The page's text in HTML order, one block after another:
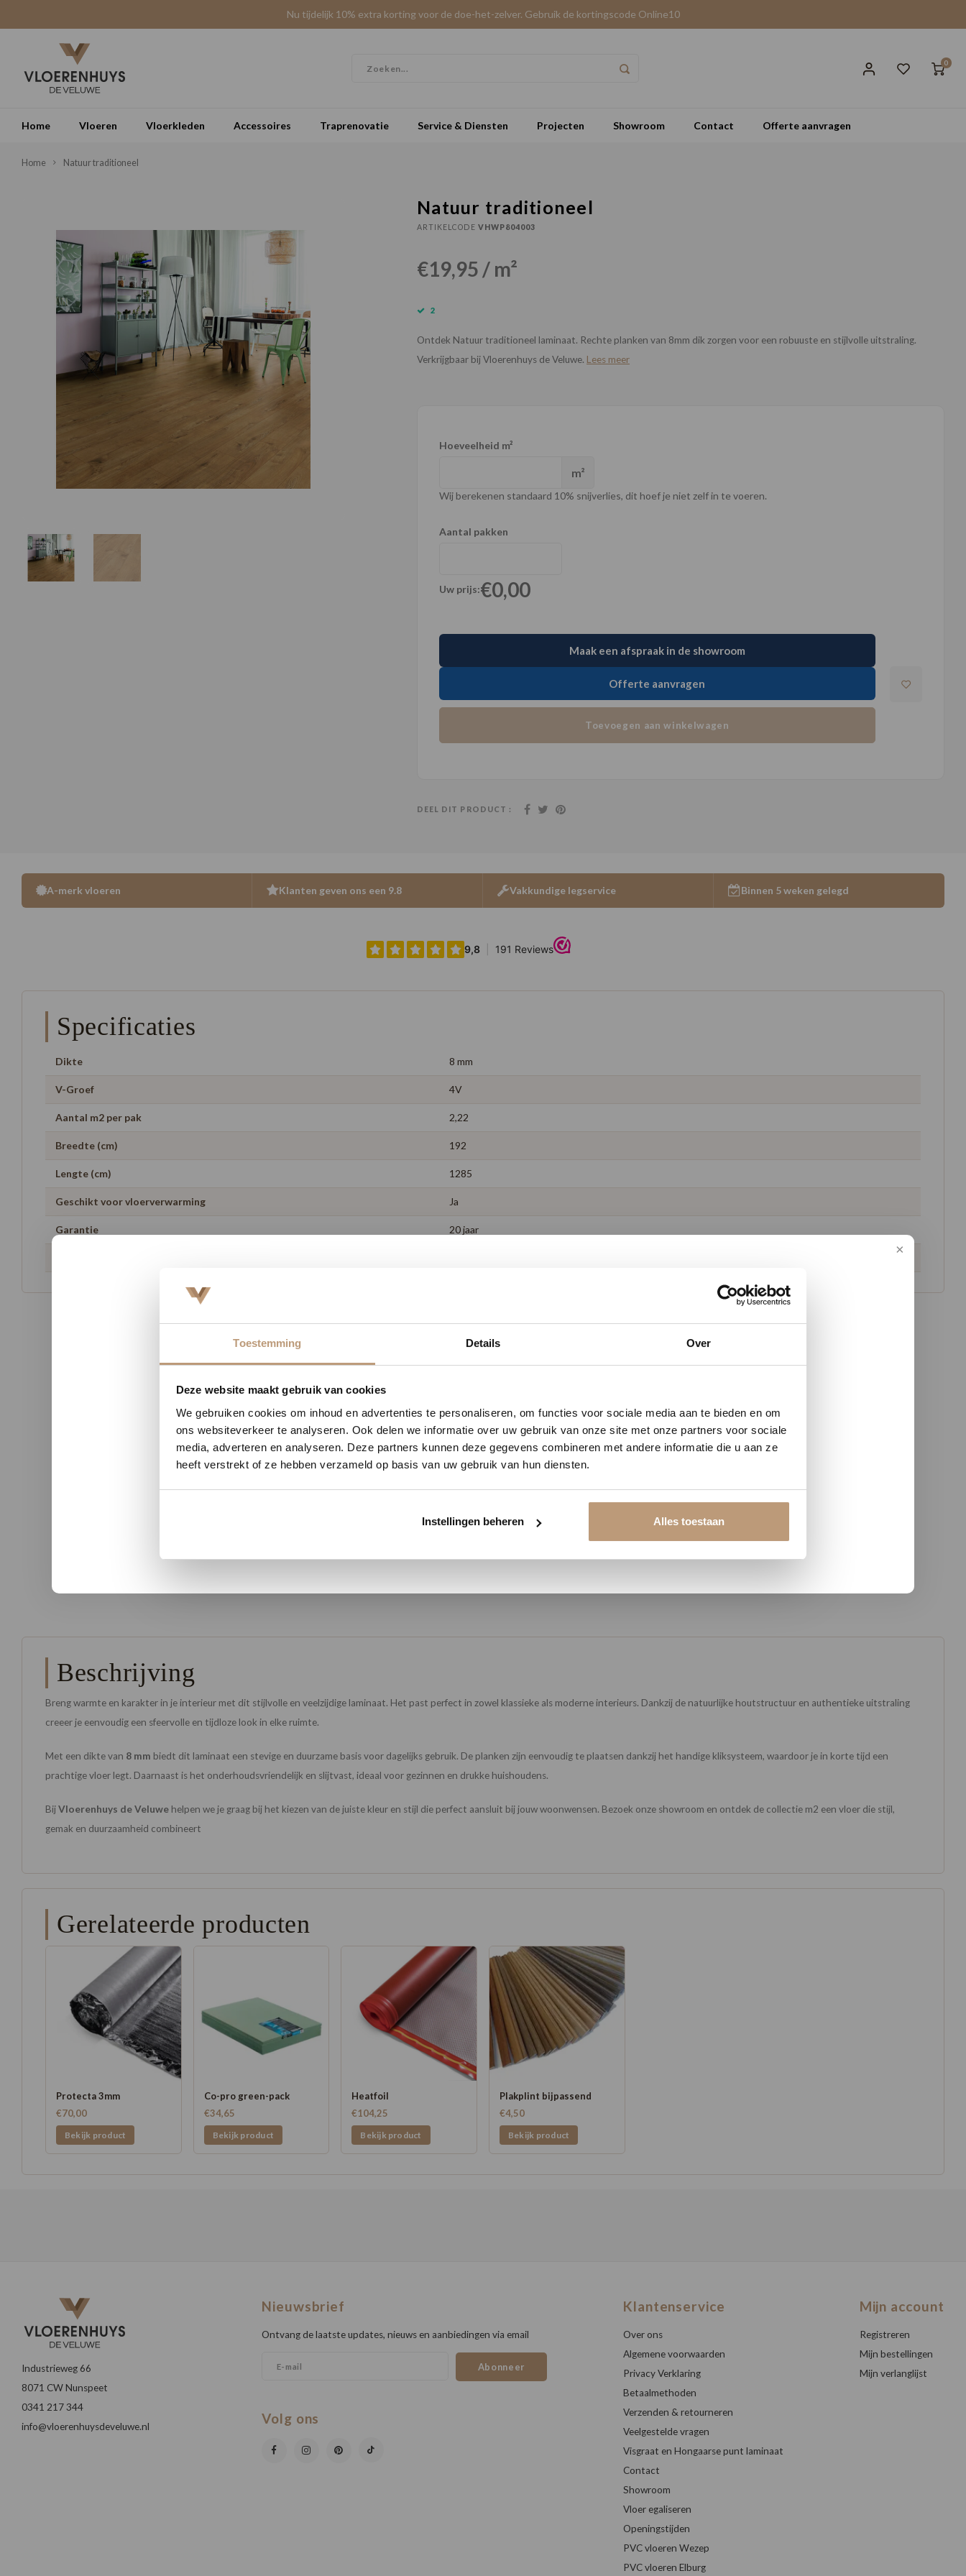
42
Nu tijdelijk 10% korting op jouw vloer
Vraag snel een offerte aan en bespaar direct.
Bekijk plak PVC vloeren
Toestemming Details Over
Deze website maakt gebruik van cookies
We gebruiken cookies om inhoud en advertenties te personaliseren, om functies voor sociale media aan te bieden en om
ons websiteverkeer te analyseren. Ook delen we informatie over uw gebruik van onze site met onze partners voor sociale
media, adverteren en analyseren. Deze partners kunnen deze gegevens combineren met andere informatie die u aan ze
heeft verstrekt of ze hebben verzameld op basis van uw gebruik van hun diensten.
Instellingen beheren Alles toestaan
Nu tijdelijk 10% extra korting voor de doe-het-zelver. Gebruik de kortingscode Online10
0
Home Vloeren Vloerkleden Accessoires Traprenovatie Service & Diensten Projecten Showroom Contact Offerte aanvragen
Home Natuur traditioneel
Natuur traditioneel
ARTIKELCODE VHWP804003
€19,95 / m²
2
Ontdek Natuur traditioneel laminaat. Rechte planken van 8mm dik zorgen voor een robuuste en stijlvolle uitstraling.
Verkrijgbaar bij Vloerenhuys de Veluwe. Lees meer
Hoeveelheid m²
m²
Wij berekenen standaard 10% snijverlies, dit hoef je niet zelf in te voeren.
Aantal pakken
Uw prijs:€0,00
Maak een afspraak in de showroom
Offerte aanvragen
Toevoegen aan winkelwagen
DEEL DIT PRODUCT :
A-merk vloeren Klanten geven ons een 9.8 Vakkundige legservice Binnen 5 weken gelegd
Specificaties
Dikte 8 mm
V-Groef 4V
Aantal m2 per pak 2,22
Breedte (cm) 192
Lengte (cm) 1285
Geschikt voor vloerverwarming Ja
Garantie 20 jaar
Ervaringen van onze klanten
9.8 / 10 op basis van 180+ reviews
Sophie uit Arnhem - Jan uit Utrecht -
was top.
Beschrijving
Breng warmte en karakter in je interieur met dit stijlvolle en veelzijdige laminaat. Het past perfect in zowel klassieke als moderne interieurs. Dankzij de natuurlijke houtstructuur en authentieke uitstraling
creeer je eenvoudig een sfeervolle en tijdloze look in elke ruimte.
Met een dikte van 8 mm biedt dit laminaat een stevige en duurzame basis voor dagelijks gebruik. De planken zijn eenvoudig te plaatsen dankzij het handige kliksysteem, waardoor je in korte tijd een
prachtige vloer legt. Daarnaast is het onderhoudsvriendelijk en slijtvast, ideaal voor gezinnen en drukke huishoudens.
BijVloerenhuys de Veluwe helpen we je graag bij het kiezen van de juiste kleur en stijl die perfect aansluit bij jouw woonwensen. Bezoek onze showroom en ontdek de collectie m2 een vloer die stijl,
gemak en duurzaamheid combineert
Gerelateerde producten
Protecta 3mm
€70,00
Bekijk product
Co-pro green-pack
€34,65
Bekijk product
Heatfoil
€104,25
Bekijk product
Plakplint bijpassend
€4,50
Bekijk product
Industrieweg 66
8071 CW Nunspeet
0341 217 344
info@vloerenhuysdeveluwe.nl
Nieuwsbrief
Ontvang de laatste updates, nieuws en aanbiedingen via email
Abonneer
Volg ons
Klantenservice
Over ons
Algemene voorwaarden
Privacy Verklaring
Betaalmethoden
Verzenden & retourneren
Veelgestelde vragen
Visgraat en Hongaarse punt laminaat
Contact
Showroom
Vloer egaliseren
Openingstijden
PVC vloeren Wezep
PVC vloeren Elburg
Mijn account
Registreren
Mijn bestellingen
Mijn verlanglijst